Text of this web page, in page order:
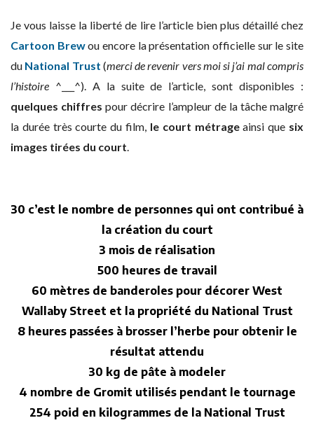
Je vous laisse la liberté de lire l’article bien plus détaillé chez
Cartoon Brewou encore la présentation officielle sur le site
du National Trust (merci de revenir vers moi si j’ai mal compris
l’histoire ^___^). A la suite de l’article, sont disponibles :
quelques chiffres pour décrire l’ampleur de la tâche malgré
la durée très courte du film, le court métrageainsi que six
images tirées du court.
30 c’est le nombre de personnes qui ont contribué à
la création du court
3 mois de réalisation
500 heures de travail
60 mètres de banderoles pour décorer West
Wallaby Street et la propriété du National Trust
8 heures passées à brosser l’herbe pour obtenir le
résultat attendu
30 kg de pâte à modeler
4 nombre de Gromit utilisés pendant le tournage
254 poid en kilogrammes de la National Trust